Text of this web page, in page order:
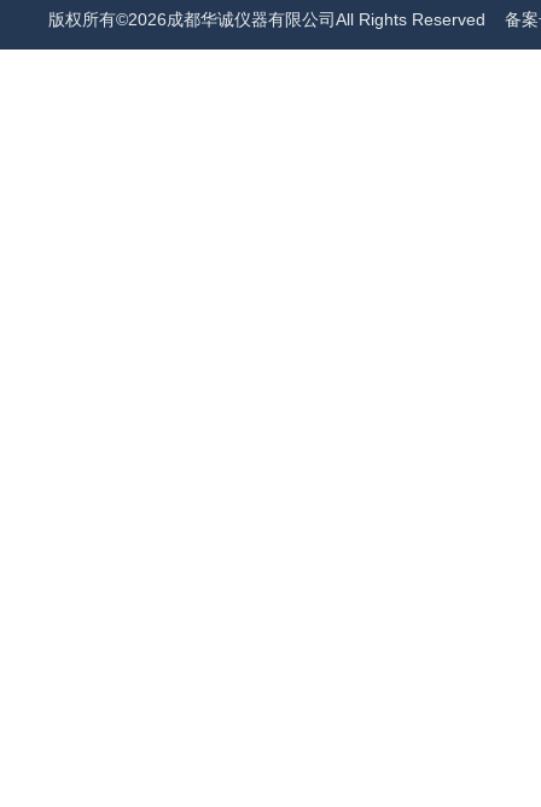
版权所有©2026成都华诚仪器有限公司All Rights Reserved 备